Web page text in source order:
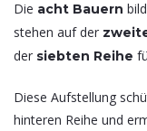
Die acht Bauern
stehen auf der
der siebten Reihe
Diese Aufstellung
hinteren Reihe und